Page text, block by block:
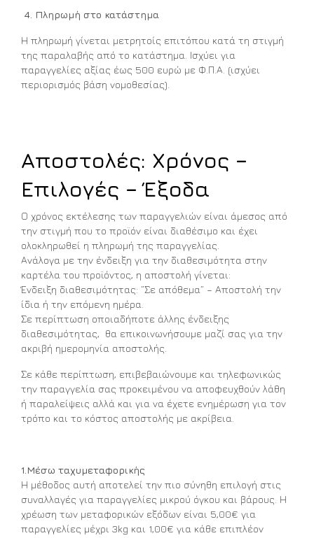
4. Πληρωμή στο κατάστημα
Η πληρωμή γίνεται μετρητοίς επιτόπου κατά τη στιγμή
της παραλαβής από το κατάστημα. Ισχύει για
παραγγελίες αξίας έως 500 ευρώ με Φ.Π.Α. (ισχύει
περιορισμός βάση νομοθεσίας).
Αποστολές: Χρόνος –
Επιλογές – Έξοδα
Ο χρόνος εκτέλεσης των παραγγελιών είναι άμεσος από
την στιγμή που το προϊόν είναι διαθέσιμο και έχει
ολοκληρωθεί η πληρωμή της παραγγελίας.
Ανάλογα με την ένδειξη για την διαθεσιμότητα στην
καρτέλα του προϊόντος, η αποστολή γίνεται:
Ένδειξη διαθεσιμότητας: ”Σε απόθεμα” – Αποστολή την
ίδια ή την επόμενη ημέρα.
Σε περίπτωση οποιαδήποτε άλλης ένδειξης
διαθεσιμότητας, θα επικοινωνήσουμε μαζί σας για την
ακριβή ημερομηνία αποστολής.
Σε κάθε περίπτωση, επιβεβαιώνουμε και τηλεφωνικώς
την παραγγελία σας προκειμένου να αποφευχθούν λάθη
ή παραλείψεις αλλά και για να έχετε ενημέρωση για τον
τρόπο και το κόστος αποστολής με ακρίβεια.
1.Μέσω ταχυμεταφορικής
Η μέθοδος αυτή αποτελεί την πιο σύνηθη επιλογή στις
συναλλαγές για παραγγελίες μικρού όγκου και βάρους. Η
χρέωση των μεταφορικών εξόδων είναι 5,00€ για
παραγγελίες μέχρι 3kg και 1,00€ για κάθε επιπλέον